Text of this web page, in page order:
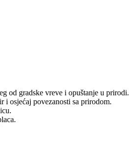
od gradske vreve i opuštanje u prirodi.
i osjećaj povezanosti sa prirodom.